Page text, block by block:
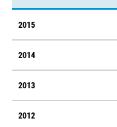
2015
2014
2013
2012